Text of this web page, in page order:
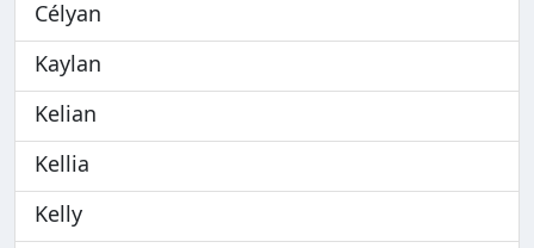
Célyan
Kaylan
Kelian
Kellia
Kelly